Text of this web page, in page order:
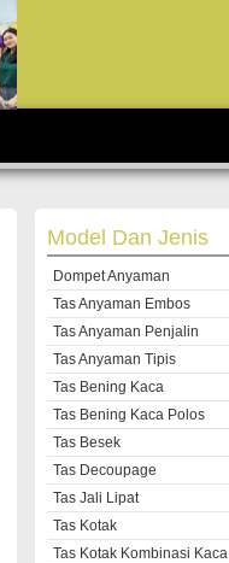
Model Dan Jenis
Dompet Anyaman
Tas Anyaman Embos
Tas Anyaman Penjalin
Tas Anyaman Tipis
Tas Bening Kaca
Tas Bening Kaca Polos
Tas Besek
Tas Decoupage
Tas Jali Lipat
Tas Kotak
Tas Kotak Kombinasi Kaca